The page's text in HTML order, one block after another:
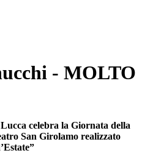
- MOLTO
celebra la Giornata della
San Girolamo realizzato